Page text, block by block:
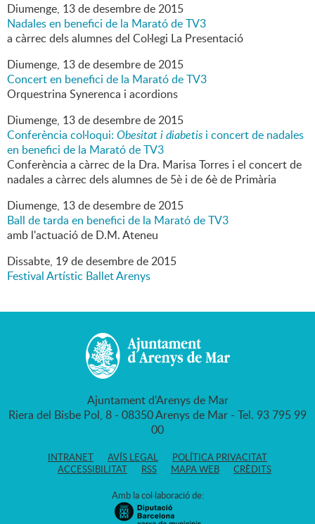
Diumenge, 13dedesembrede2015
Nadales en benefici de la Marató de TV3
a càrrec dels alumnes del Col·legi La Presentació
Diumenge, 13dedesembrede2015
Concert en benefici de la Marató de TV3
Orquestrina Synerenca i acordions
Diumenge, 13dedesembrede2015
Conferència col·loqui: Obesitat i diabetis i concert de nadales
en benefici de la Marató de TV3
Conferència a càrrec de la Dra. Marisa Torres i el concert de
nadales a càrrec dels alumnes de 5è i de 6è de Primària
Diumenge, 13dedesembrede2015
Ball de tarda en benefici de la Marató de TV3
amb l'actuació de D.M. Ateneu
Dissabte, 19dedesembrede2015
Festival Artístic Ballet Arenys
Ajuntament d'Arenys de Mar
Riera del Bisbe Pol, 8 - 08350 Arenys de Mar - Tel. 93 795 99
00
INTRANET AVÍS LEGAL
POLÍTICA PRIVACITAT
ACCESSIBILITAT
RSS MAPA WEB CRÈDITS
Amb la col·laboració de: